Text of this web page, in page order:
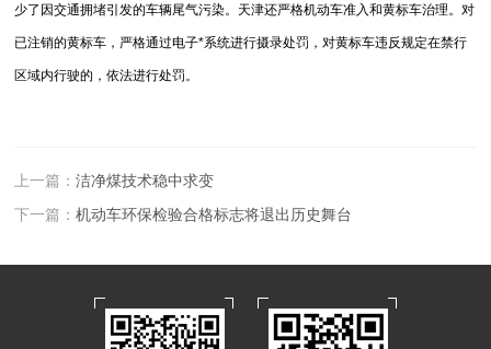
少了因交通拥堵引发的车辆尾气污染。天津还严格机动车准入和黄标车治理。对
已注销的黄标车，严格通过电子*系统进行摄录处罚，对黄标车违反规定在禁行
区域内行驶的，依法进行处罚。
上一篇：洁净煤技术稳中求变
下一篇：机动车环保检验合格标志将退出历史舞台